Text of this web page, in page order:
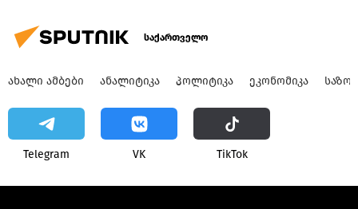
საქართველო
ᲐᲮᲐᲚᲘ ᲐᲛᲑᲔᲑᲘ ᲐᲜᲐᲚᲘᲢᲘᲙᲐ ᲞᲝᲚᲘᲢᲘᲙᲐ ᲔᲙᲝᲜᲝᲛᲘᲙᲐ
Telegram VK ТikТоk